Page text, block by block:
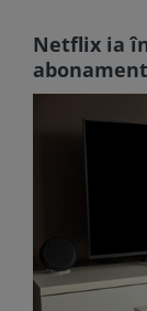
Netflix ia
abonament